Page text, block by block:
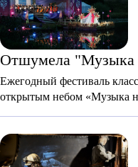
Отшумела "Музыка
Ежегодный фестиваль
открытым небом «Музыка
великолепием классической